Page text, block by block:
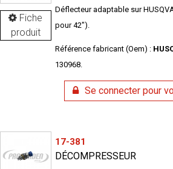
Fiche
produit
Déflecteur adaptable sur
pour 42").
Référence fabricant (Oem) :
130968.
Se connecter pour
17-381
DÉCOMPRESSEUR